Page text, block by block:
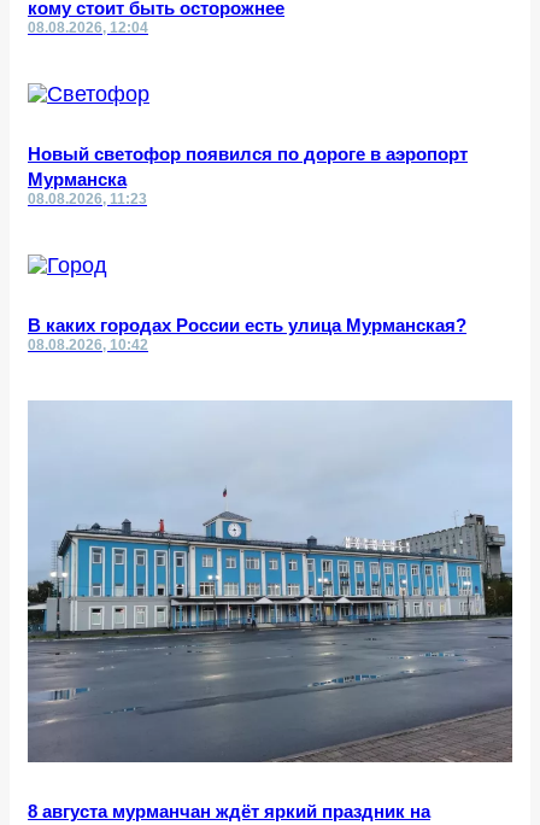
кому стоит быть осторожнее
08.08.2026, 12:04
Новый светофор появился по дороге в аэропорт
Мурманска
08.08.2026, 11:23
В каких городах России есть улица Мурманская?
08.08.2026, 10:42
8 августа мурманчан ждёт яркий праздник на